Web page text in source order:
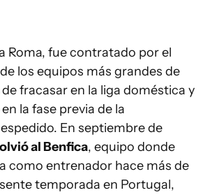
Roma, fue contratado por el
los equipos más grandes de
fracasar en la liga doméstica y
la fase previa de la
En septiembre de
al Benfica, equipo donde
como entrenador hace más de
temporada en Portugal,